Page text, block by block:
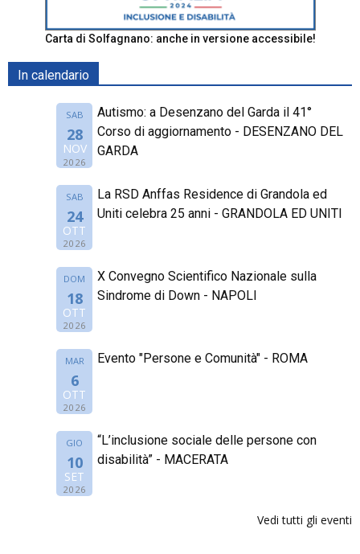
Carta di Solfagnano: anche in versione accessibile!
In calendario
SAB
28
NOV
2026
Autismo: a Desenzano del Garda il 41°
Corso di aggiornamento - DESENZANO DEL
GARDA
SAB
24
OTT
2026
La RSD Anffas Residence di Grandola ed
Uniti celebra 25 anni - GRANDOLA ED UNITI
DOM
18
OTT
2026
X Convegno Scientifico Nazionale sulla
Sindrome di Down - NAPOLI
MAR
6
OTT
2026
Evento "Persone e Comunità" - ROMA
GIO
10
SET
2026
“L’inclusione sociale delle persone con
disabilità” - MACERATA
Vedi tutti gli eventi